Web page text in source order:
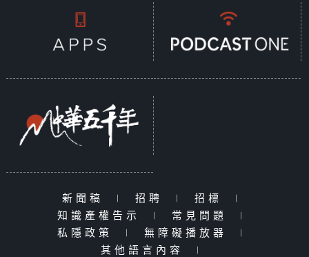
新聞稿 | 招聘 | 招標
|
知識產權告示
| 常見問題
|
私隱政策
| 無障礙播放器
|
其他語言內容
|